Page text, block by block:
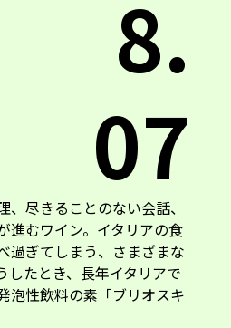
8.
07
尽きることのない会話、
進むワイン。イタリアの食
過ぎてしまう、さまざまな
したとき、長年イタリアで
泡性飲料の素「ブリオスキ